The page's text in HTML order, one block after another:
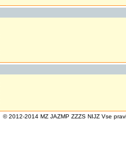
© 2012-2014 MZ JAZMP ZZZS NIJZ Vse